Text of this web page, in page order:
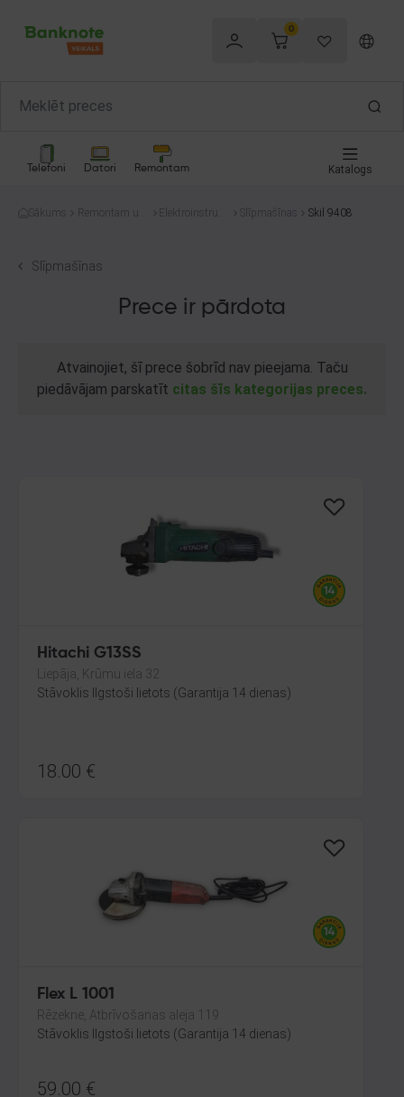
0
Telefoni Datori Remontam Katalogs
Sākums
Remontam un
Elektroinstrum
Slīpmašīnas Skil 9408
Slīpmašīnas
Prece ir pārdota
Atvainojiet, šī prece šobrīd nav pieejama. Taču
piedāvājam parskatīt citas šīs kategorijas preces.
Hitachi G13SS
Liepāja, Krūmu iela 32
Stāvoklis Ilgstoši lietots (Garantija 14 dienas)
18.00 €
Flex L 1001
Rēzekne, Atbrīvošanas aleja 119
Stāvoklis Ilgstoši lietots (Garantija 14 dienas)
59.00 €